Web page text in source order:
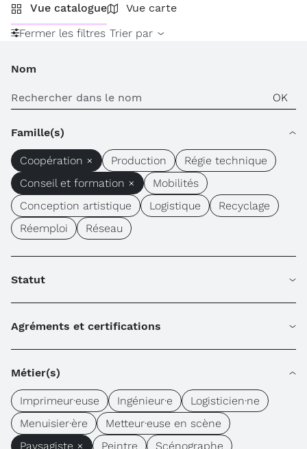
Vue catalogue
Vue carte
Fermer les filtres Trier par
Nom
Famille(s)
Coopération × Production
Régie technique
Conseil et formation ×
Mobilités
Conception artistique
Logistique
Recyclage
Réemploi
Réseau
Statut
Agréments et certifications
Métier(s)
Imprimeur·euse Ingénieur·e
Logisticien·ne
Menuisier·ère
Metteur·euse en scène
Paysagiste ×
Peintre
Scénographe